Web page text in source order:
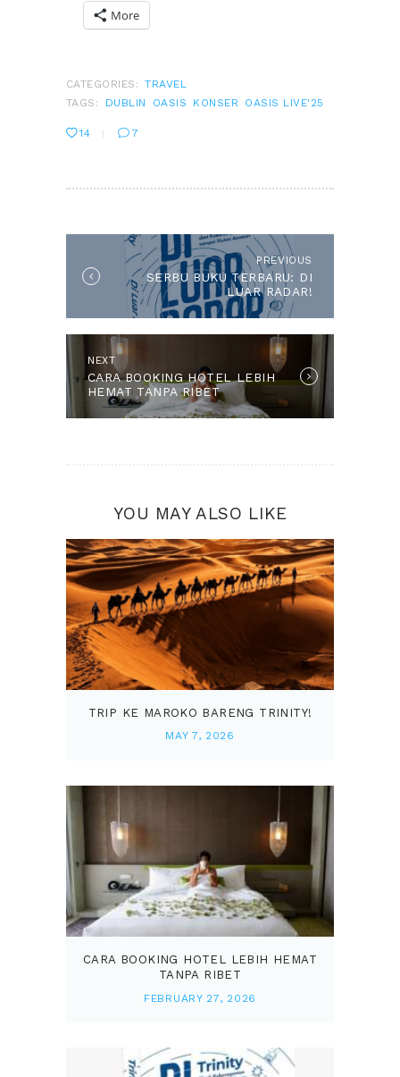
More
CATEGORIES:
TRAVEL
TAGS:
DUBLIN OASIS KONSER OASIS LIVE'25
14 7
PREVIOUS
SERBU BUKU TERBARU: DI
LUAR RADAR!
NEXT
post:
CARA BOOKING HOTEL LEBIH
HEMAT TANPA RIBET
YOU MAY ALSO LIKE
TRIP KE MAROKO BARENG TRINITY!
MAY 7, 2026
CARA BOOKING HOTEL LEBIH HEMAT
TANPA RIBET
FEBRUARY 27, 2026